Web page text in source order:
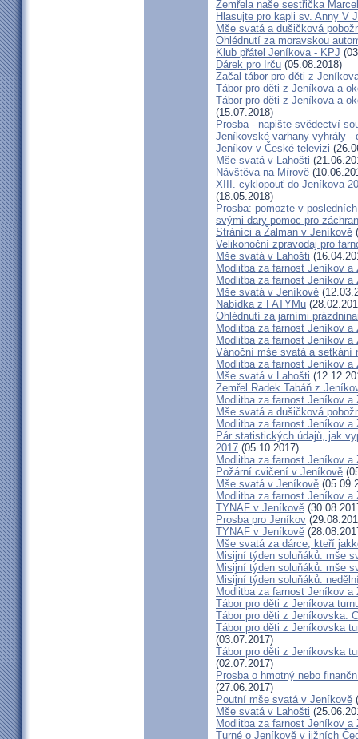
Zemřela naše sestřička
Hlasujte pro kapli sv. Anny V
Mše svatá a dušičková
Ohlédnutí za moravskou
Klub přátel Jeníkova - KPJ
Dárek pro Irču (05.08.2018)
Začal tábor pro děti z
Tábor pro děti z Jeníkova a
Tábor pro děti z Jeníkova a
(15.07.2018)
Prosba - napište svědectví
Jeníkovské varhany vyhrály -
Jeníkov v České televizi
Mše svatá v Lahošti
Návštěva na Mírově
XIII. cyklopouť do Jeníkova
(18.05.2018)
Prosba: pomozte v
svými dary pomoc pro
Stráníci a Žalman v Jeníkově
Velikonoční zpravodaj pro
Mše svatá v Lahošti
Modlitba za farnost Jeníkov a
Modlitba za farnost Jeníkov a
Mše svatá v Jeníkově
Nabídka z FATYMu
Ohlédnutí za jarními
Modlitba za farnost Jeníkov a
Modlitba za farnost Jeníkov a
Vánoční mše svatá a setkání
Modlitba za farnost Jeníkov a
Mše svatá v Lahošti
Zemřel Radek Tabáň z
Modlitba za farnost Jeníkov a
Mše svatá a dušičková
Modlitba za farnost Jeníkov a
Pár statistických údajů, jak
2017 (05.10.2017)
Modlitba za farnost Jeníkov a
Požární cvičení v Jeníkově
Mše svatá v Jeníkově
Modlitba za farnost Jeníkov a
TYNAF v Jeníkově
Prosba pro Jeníkov
TYNAF v Jeníkově
Mše svatá za dárce, kteří
Misijní týden soluňáků: mše
Misijní týden soluňáků: mše
Misijní týden soluňáků:
Modlitba za farnost Jeníkov a
Tábor pro děti z Jeníkova
Tábor pro děti z Jeníkovska:
Tábor pro děti z Jeníkovska
(03.07.2017)
Tábor pro děti z Jeníkovska
(02.07.2017)
Prosba o hmotný nebo
(27.06.2017)
Poutní mše svatá v Jeníkově
Mše svatá v Lahošti
Modlitba za farnost Jeníkov a
Turné o Jeníkově v jižních